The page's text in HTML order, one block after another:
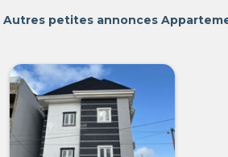
Autres petites annonces